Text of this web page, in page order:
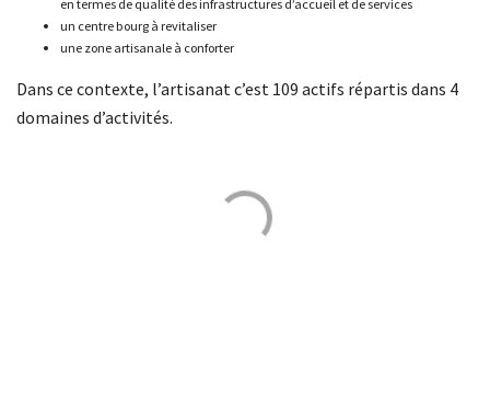
en termes de qualité des infrastructures d’accueil et de services
un centre bourg à revitaliser
une zone artisanale à conforter
Dans ce contexte, l’artisanat c’est 109 actifs répartis dans 4
domaines d’activités.